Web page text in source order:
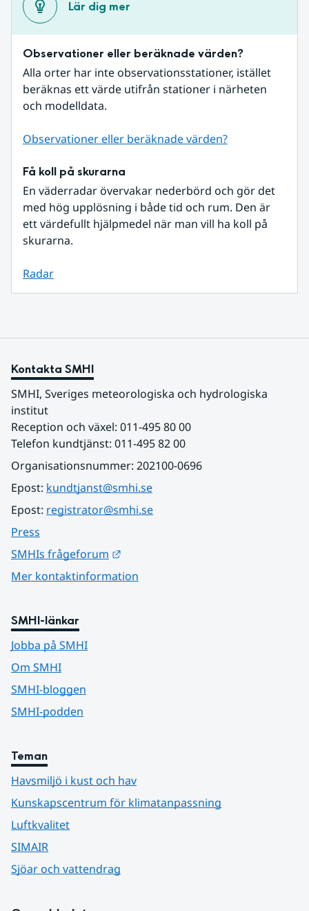
Lär dig mer
Observationer eller beräknade värden?
Alla orter har inte observationsstationer, istället
beräknas ett värde utifrån stationer i närheten
och modelldata.
Observationer eller beräknade värden?
Få koll på skurarna
En väderradar övervakar nederbörd och gör det
med hög upplösning i både tid och rum. Den är
ett värdefullt hjälpmedel när man vill ha koll på
skurarna.
Radar
Kontakta SMHI
SMHI, Sveriges meteorologiska och hydrologiska
institut
Reception och växel: 011-495 80 00
Telefon kundtjänst: 011-495 82 00
Organisationsnummer: 202100-0696
Epost: kundtjanst@smhi.se
Epost: registrator@smhi.se
Press
SMHIs frågeforum
Mer kontaktinformation
SMHI-länkar
Jobba på SMHI
Om SMHI
SMHI-bloggen
SMHI-podden
Teman
Havsmiljö i kust och hav
Kunskapscentrum för klimatanpassning
Luftkvalitet
SIMAIR
Sjöar och vattendrag